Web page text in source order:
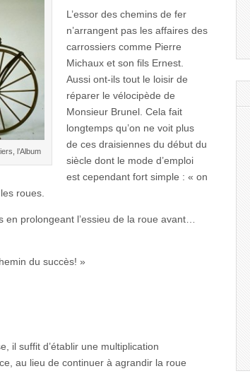
l’Album
L’essor des chemins de fer
n’arrangent pas les affaires des
carrossiers comme Pierre
Michaux et son fils Ernest.
Aussi ont-ils tout le loisir de
réparer le vélocipède de
Monsieur Brunel. Cela fait
longtemps qu’on ne voit plus
de ces draisiennes du début du
siècle dont le mode d’emploi
est cependant fort simple : « on
roues.
en prolongeant l’essieu de la roue avant…
du succès! »
il suffit d’établir une multiplication
au lieu de continuer à agrandir la roue